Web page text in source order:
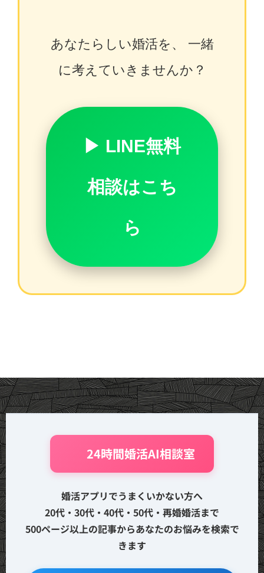
あなたらしい婚活を、 一緒
に考えていきませんか？
▶ LINE無料
相談はこち
ら
🤖 24時間婚活AI相談室
婚活アプリでうまくいかない方へ
20代・30代・40代・50代・再婚婚活まで
500ページ以上の記事からあなたのお悩みを検索で
きます